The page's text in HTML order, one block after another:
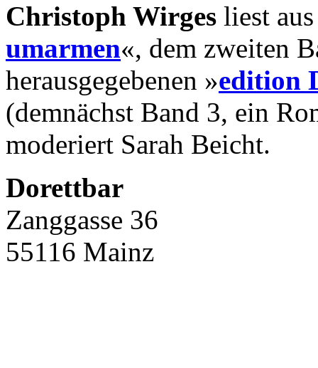
Christoph Wirges liest
umarmen«, dem zweiten
herausgegebenen »edition
(demnächst Band 3, ein
moderiert Sarah Beicht.
Dorettbar
Zanggasse 36
55116 Mainz